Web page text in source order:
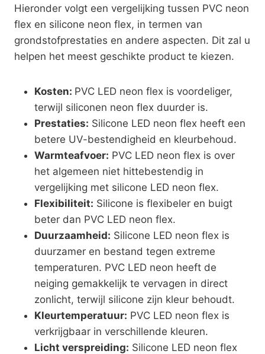
Hieronder volgt een vergelijking tussen PVC neon
flex en silicone neon flex, in termen van
grondstofprestaties en andere aspecten. Dit zal u
helpen het meest geschikte product te kiezen.
Kosten: PVC LED neon flex is voordeliger,
terwijl siliconen neon flex duurder is.
Prestaties: Silicone LED neon flex heeft een
betere UV-bestendigheid en kleurbehoud.
Warmteafvoer: PVC LED neon flex is over
het algemeen niet hittebestendig in
vergelijking met silicone LED neon flex.
Flexibiliteit: Silicone is flexibeler en buigt
beter dan PVC LED neon flex.
Duurzaamheid: Silicone LED neon flex is
duurzamer en bestand tegen extreme
temperaturen. PVC LED neon heeft de
neiging gemakkelijk te vervagen in direct
zonlicht, terwijl silicone zijn kleur behoudt.
Kleurtemperatuur: PVC LED neon flex is
verkrijgbaar in verschillende kleuren.
Licht verspreiding: Silicone LED neon flex